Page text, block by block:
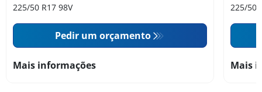
225/50 R17 98V
Pedir um orçamento
Mais informações
225/50
Mais